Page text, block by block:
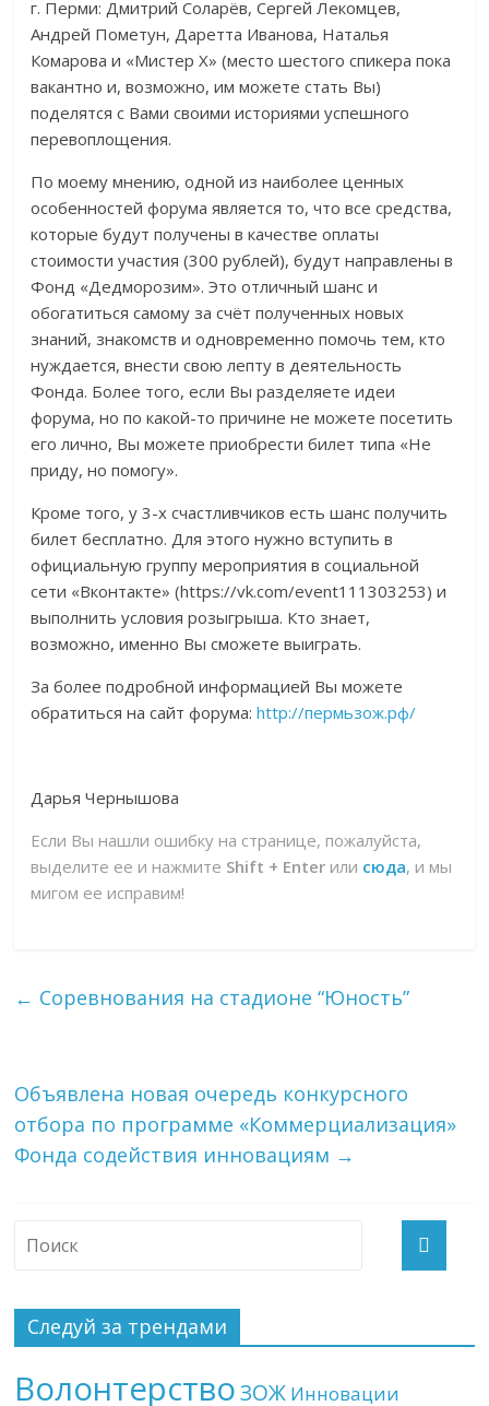
г. Перми: Дмитрий Соларёв, Сергей Лекомцев,
Андрей Пометун, Даретта Иванова, Наталья
Комарова и «Мистер Х» (место шестого спикера пока
вакантно и, возможно, им можете стать Вы)
поделятся с Вами своими историями успешного
перевоплощения.
По моему мнению, одной из наиболее ценных
особенностей форума является то, что все средства,
которые будут получены в качестве оплаты
стоимости участия (300 рублей), будут направлены в
Фонд «Дедморозим». Это отличный шанс и
обогатиться самому за счёт полученных новых
знаний, знакомств и одновременно помочь тем, кто
нуждается, внести свою лепту в деятельность
Фонда. Более того, если Вы разделяете идеи
форума, но по какой-то причине не можете посетить
его лично, Вы можете приобрести билет типа «Не
приду, но помогу».
Кроме того, у 3-х счастливчиков есть шанс получить
билет бесплатно. Для этого нужно вступить в
официальную группу мероприятия в социальной
сети «Вконтакте» (https://vk.com/event111303253) и
выполнить условия розыгрыша. Кто знает,
возможно, именно Вы сможете выиграть.
За более подробной информацией Вы можете
обратиться на сайт форума:http://пермьзож.рф/
Дарья Чернышова
Если Вы нашли ошибку на странице, пожалуйста,
выделите ее и нажмите Shift + Enter или сюда, и мы
мигом ее исправим!
← Соревнования на стадионе “Юность”
Объявлена новая очередь конкурсного
отбора по программе «Коммерциализация»
Фонда содействия инновациям →
Следуй за трендами
Волонтерство ЗОЖ Инновации